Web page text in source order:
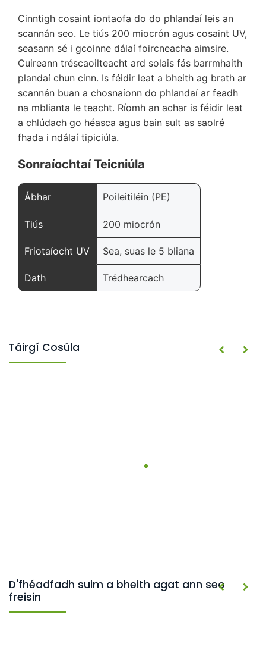
Cinntigh cosaint iontaofa do do phlandaí leis an
scannán seo. Le tiús 200 miocrón agus cosaint UV,
seasann sé i gcoinne dálaí foircneacha aimsire.
Cuireann tréscaoilteacht ard solais fás barrmhaith
plandaí chun cinn. Is féidir leat a bheith ag brath ar
scannán buan a chosnaíonn do phlandaí ar feadh
na mblianta le teacht. Ríomh an achar is féidir leat
a chlúdach go héasca agus bain sult as saolré
fhada i ndálaí tipiciúla.
Sonraíochtaí Teicniúla
Ábhar Poileitiléin (PE)
Tiús 200 miocrón
Friotaíocht UV Sea, suas le 5 bliana
Dath Trédhearcach
Táirgí Cosúla
D'fhéadfadh suim a bheith agat ann seo
freisin